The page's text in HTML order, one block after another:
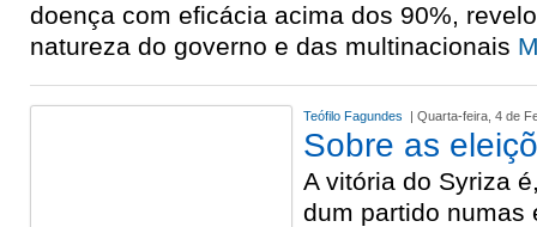
doença com eficácia acima dos 90%,
natureza do governo e das multinacionais
Teófilo Fagundes | Quarta-feira, 4 de
Sobre as
A vitória do Syriza
dum partido numas